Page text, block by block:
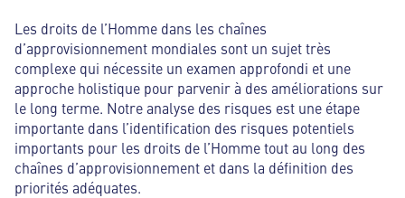
Les droits de l’Homme dans les chaînes
d’approvisionnement mondiales sont un sujet très
complexe qui nécessite un examen approfondi et une
approche holistique pour parvenir à des améliorations sur
le long terme. Notre analyse des risques est une étape
importante dans l’identification des risques potentiels
importants pour les droits de l’Homme tout au long des
chaînes d’approvisionnement et dans la définition des
priorités adéquates.